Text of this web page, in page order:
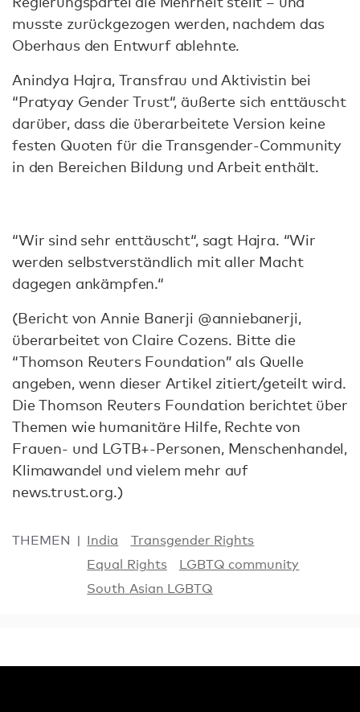
musste zurückgezogen werden, nachdem das
Oberhaus den Entwurf ablehnte.
Anindya Hajra, Transfrau und Aktivistin bei
“Pratyay Gender Trust“, äußerte sich enttäuscht
darüber, dass die überarbeitete Version keine
festen Quoten für die Transgender-Community
in den Bereichen Bildung und Arbeit enthält.
“Wir sind sehr enttäuscht“, sagt Hajra. “Wir
werden selbstverständlich mit aller Macht
dagegen ankämpfen.“
(Bericht von Annie Banerji @anniebanerji,
überarbeitet von Claire Cozens. Bitte die
“Thomson Reuters Foundation” als Quelle
angeben, wenn dieser Artikel zitiert/geteilt wird.
Die Thomson Reuters Foundation berichtet über
Themen wie humanitäre Hilfe, Rechte von
Frauen- und LGTB+-Personen, Menschenhandel,
Klimawandel und vielem mehr auf
news.trust.org.)
THEMEN India
Transgender Rights
Equal Rights
LGBTQ community
South Asian LGBTQ